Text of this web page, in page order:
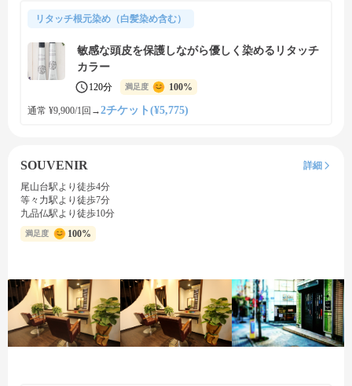
リタッチ根元染め（白髪染め含む）
敏感な頭皮を保護しながら優しく染めるリタッチ
カラー
120分 満足度 100%
通常 ¥9,900/1回 →2チケット(¥5,775)
SOUVENIR
詳細
尾山台駅より徒歩4分
等々力駅より徒歩7分
九品仏駅より徒歩10分
満足度 100%